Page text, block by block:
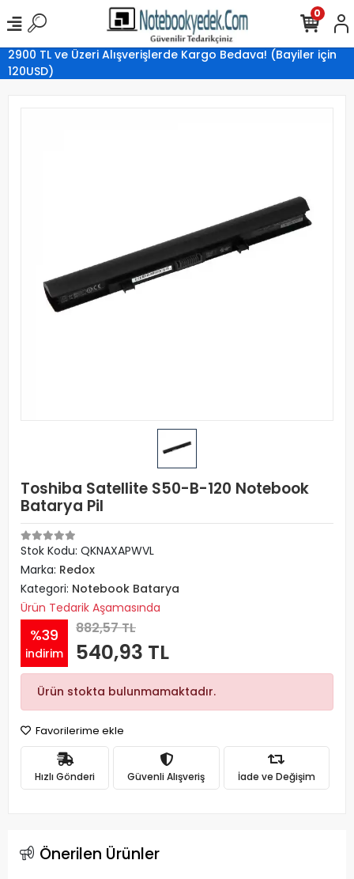
2900 TL ve Üzeri Alışverişlerde Kargo Bedava! (Bayiler için
120USD)
0
Toshiba Satellite S50-B-120 Notebook
Batarya Pil
Stok Kodu: QKNAXAPWVL
Marka: Redox
Kategori: Notebook Batarya
Ürün Tedarik Aşamasında
%39
indirim
882,57 TL
540,93 TL
Ürün stokta bulunmamaktadır.
Favorilerime ekle
Hızlı Gönderi Güvenli Alışveriş İade ve Değişim
Önerilen Ürünler